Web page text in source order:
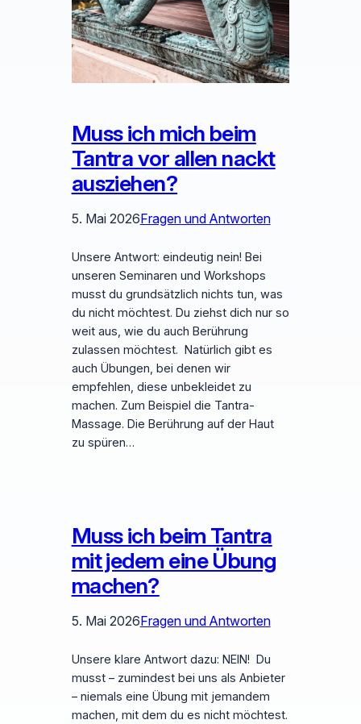
Muss ich mich beim
Tantra vor allen nackt
ausziehen?
5. Mai 2026Fragen und Antworten
Unsere Antwort: eindeutig nein! Bei
unseren Seminaren und Workshops
musst du grundsätzlich nichts tun, was
du nicht möchtest. Du ziehst dich nur so
weit aus, wie du auch Berührung
zulassen möchtest. Natürlich gibt es
auch Übungen, bei denen wir
empfehlen, diese unbekleidet zu
machen. Zum Beispiel die Tantra-
Massage. Die Berührung auf der Haut
zu spüren…
Muss ich beim Tantra
mit jedem eine Übung
machen?
5. Mai 2026Fragen und Antworten
Unsere klare Antwort dazu: NEIN! Du
musst – zumindest bei uns als Anbieter
– niemals eine Übung mit jemandem
machen, mit dem du es nicht möchtest.